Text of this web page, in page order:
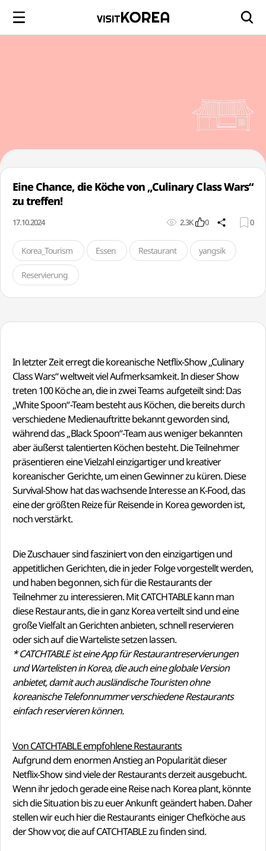
Eine Chance, die Köche von „Culinary Class Wars“
zu treffen!
17.10.2024 2.3K 0 0
Korea_Tourism Essen Restaurant yangsik
Reservierung
In letzter Zeit erregt die koreanische Netflix-Show „Culinary
Class Wars“ weltweit viel Aufmerksamkeit. In dieser Show
treten 100 Köche an, die in zwei Teams aufgeteilt sind: Das
„White Spoon“-Team besteht aus Köchen, die bereits durch
verschiedene Medienauftritte bekannt geworden sind,
während das „Black Spoon“-Team aus weniger bekannten
aber äußerst talentierten Köchen besteht. Die Teilnehmer
präsentieren eine Vielzahl einzigartiger und kreativer
koreanischer Gerichte, um einen Gewinner zu küren. Diese
Survival-Show hat das wachsende Interesse an K-Food, das
eine der größten Reize für Reisende in Korea geworden ist,
noch verstärkt.
Die Zuschauer sind fasziniert von den einzigartigen und
appetitlichen Gerichten, die in jeder Folge vorgestellt werden,
und haben begonnen, sich für die Restaurants der
Teilnehmer zu interessieren. Mit CATCHTABLE kann man
diese Restaurants, die in ganz Korea verteilt sind und eine
große Vielfalt an Gerichten anbieten, schnell reservieren
oder sich auf die Warteliste setzen lassen.
* CATCHTABLE ist eine App für Restaurantreservierungen
und Wartelisten in Korea, die auch eine globale Version
anbietet, damit auch ausländische Touristen ohne
koreanische Telefonnummer verschiedene Restaurants
einfach reservieren können.
Von CATCHTABLE empfohlene Restaurants
Aufgrund dem enormen Anstieg an Popularität dieser
Netflix-Show sind viele der Restaurants derzeit ausgebucht.
Wenn ihr jedoch gerade eine Reise nach Korea plant, könnte
sich die Situation bis zu euer Ankunft geändert haben. Daher
stellen wir euch hier die Restaurants einiger Chefköche aus
der Show vor, die auf CATCHTABLE zu finden sind.